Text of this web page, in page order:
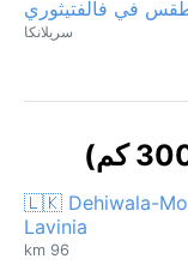
سريلانكا
🇱🇰 Dehiwala-
Lavinia
96 km